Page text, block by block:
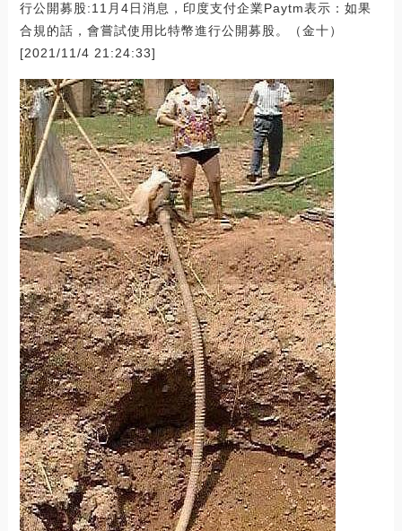
行公開募股:11月4日消息，印度支付企業Paytm表示：如果
合規的話，會嘗試使用比特幣進行公開募股。（金十）
[2021/11/4 21:24:33]